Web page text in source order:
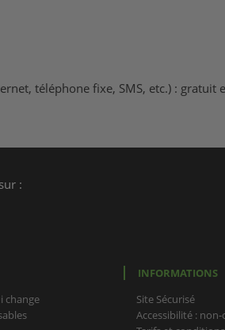
téléphone fixe, SMS, etc.) :
:
change
INFORMATIONS
Site Sécurisé
Accessibilité :